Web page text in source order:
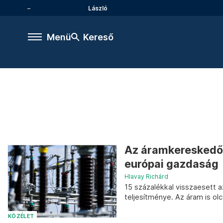
László
Menü Kereső
KÖZÉLET
Az
európai gazdaság
Hlavay Richárd
15 százalékkal visszaesett
teljesítménye. Az áram is